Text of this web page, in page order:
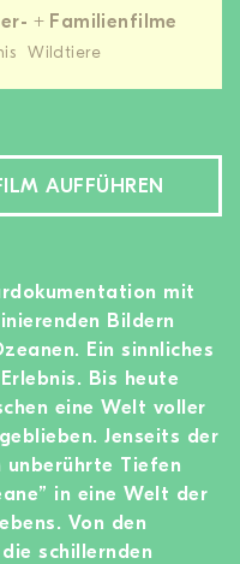
+ Familienfilme
Wildtiere
AUFFÜHREN
mit
Bildern
Ein sinnliches
Bis heute
eine Welt voller
Jenseits der
Tiefen
in eine Welt der
Von den
schillernden